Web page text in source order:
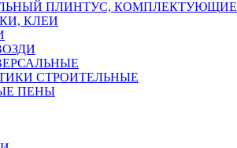
ПЛИНТУС, КОМПЛЕКТУЮЩИЕ
КЛЕИ
СТРОИТЕЛЬНЫЕ
ПЕНЫ